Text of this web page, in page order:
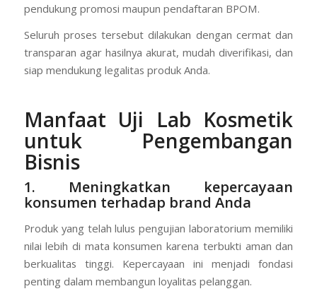
pendukung promosi maupun pendaftaran BPOM.
Seluruh proses tersebut dilakukan dengan cermat dan
transparan agar hasilnya akurat, mudah diverifikasi, dan
siap mendukung legalitas produk Anda.
Manfaat Uji Lab Kosmetik
untuk Pengembangan
Bisnis
1. Meningkatkan kepercayaan
konsumen terhadap brand Anda
Produk yang telah lulus pengujian laboratorium memiliki
nilai lebih di mata konsumen karena terbukti aman dan
berkualitas tinggi. Kepercayaan ini menjadi fondasi
penting dalam membangun loyalitas pelanggan.